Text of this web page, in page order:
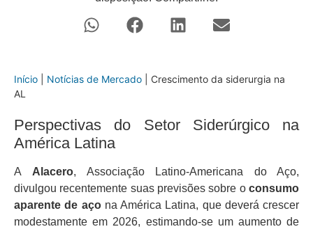
Início Notícias de Mercado
Crescimento da siderurgia na
AL
Perspectivas do Setor Siderúrgico na
América Latina
A Alacero, Associação Latino-Americana do Aço,
divulgou recentemente suas previsões sobre o consumo
aparente de açona América Latina, que deverá crescer
modestamente em 2026, estimando-se um aumento de